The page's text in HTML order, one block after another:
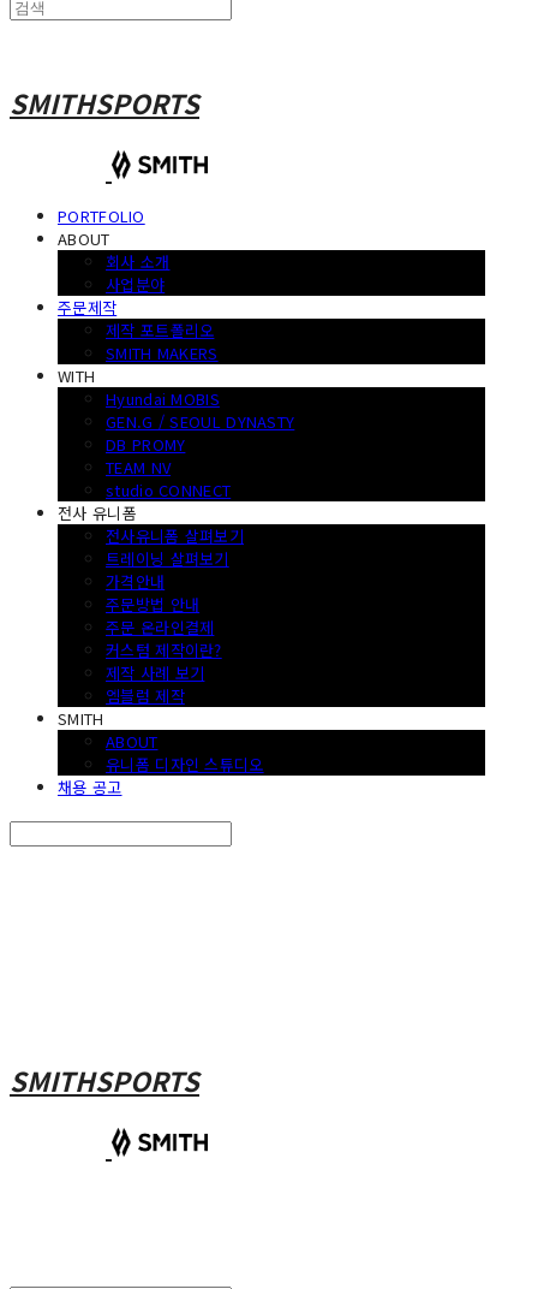
SMITHSPORTS
PORTFOLIO
ABOUT
회사 소개
사업분야
주문제작
제작 포트폴리오
SMITH MAKERS
WITH
Hyundai MOBIS
GEN.G / SEOUL DYNASTY
DB PROMY
TEAM NV
studio CONNECT
전사 유니폼
전사유니폼 살펴보기
트레이닝 살펴보기
가격안내
주문방법 안내
주문 온라인결제
커스텀 제작이란?
제작 사례 보기
엠블럼 제작
SMITH
ABOUT
유니폼 디자인 스튜디오
채용 공고
SMITHSPORTS